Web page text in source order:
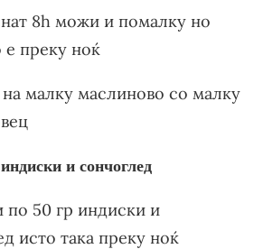
8h можи и помалку но
е преку ноќ
малку маслиново со малку
и сончоглед
по 50 гр индиски и
исто така преку ноќ